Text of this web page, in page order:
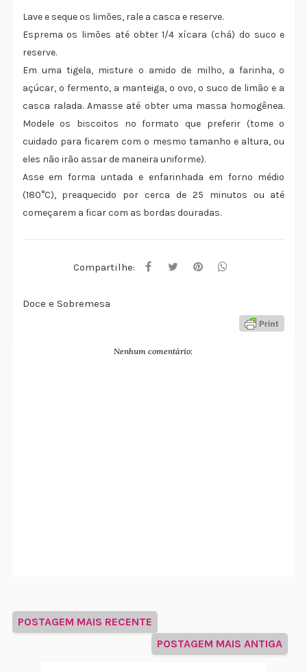
Lave e seque os limões, rale a casca e reserve.
Esprema os limões até obter 1/4 xícara (chá) do suco e
reserve.
Em uma tigela, misture o amido de milho, a farinha, o
açúcar, o fermento, a manteiga, o ovo, o suco de limão e a
casca ralada. Amasse até obter uma massa homogênea.
Modele os biscoitos no formato que preferir (tome o
cuidado para ficarem com o mesmo tamanho e altura, ou
eles não irão assar de maneira uniforme).
Asse em forma untada e enfarinhada em forno médio
(180°C), preaquecido por cerca de 25 minutos ou até
começarem a ficar com as bordas douradas.
Compartilhe:
Doce e Sobremesa
Nenhum comentário:
POSTAGEM MAIS RECENTE
POSTAGEM MAIS ANTIGA